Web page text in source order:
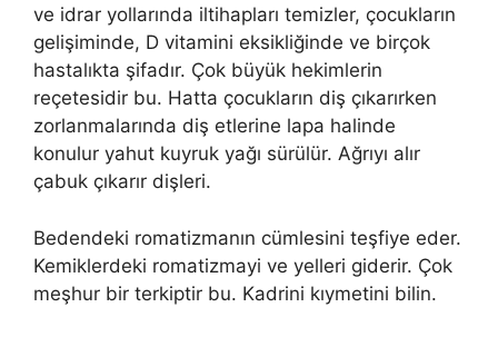
ve idrar yollarında iltihapları temizler, çocukların
gelişiminde, D vitamini eksikliğinde ve birçok
hastalıkta şifadır. Çok büyük hekimlerin
reçetesidir bu. Hatta çocukların diş çıkarırken
zorlanmalarında diş etlerine lapa halinde
konulur yahut kuyruk yağı sürülür. Ağrıyı alır
çabuk çıkarır dişleri.
Bedendeki romatizmanın cümlesini teşfiye eder.
Kemiklerdeki romatizmayi ve yelleri giderir. Çok
meşhur bir terkiptir bu. Kadrini kıymetini bilin.